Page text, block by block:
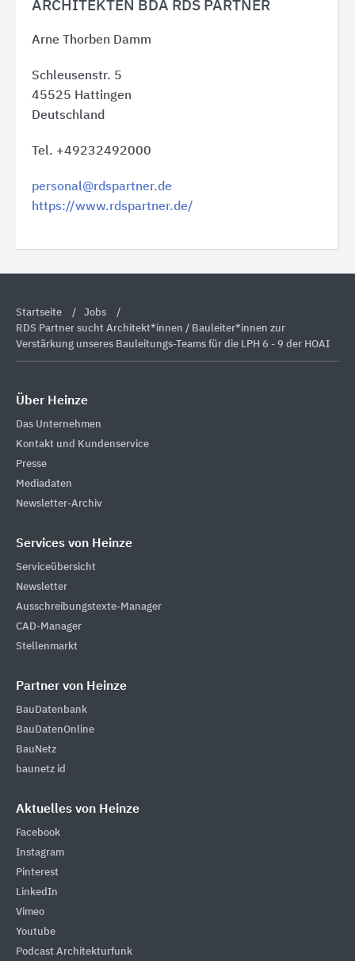
ARCHITEKTEN BDA RDS PARTNER
Arne Thorben Damm
Schleusenstr. 5
45525 Hattingen
Deutschland
Tel. +49232492000
personal@rdspartner.de
https://www.rdspartner.de/
Startseite
Jobs
RDS Partner sucht Architekt*innen / Bauleiter*innen zur
Verstärkung unseres Bauleitungs-Teams für die LPH 6 - 9 der HOAI
Über Heinze
Das Unternehmen
Kontakt und Kundenservice
Presse
Mediadaten
Newsletter-Archiv
Services von Heinze
Serviceübersicht
Newsletter
Ausschreibungstexte-Manager
CAD-Manager
Stellenmarkt
Partner von Heinze
BauDatenbank
BauDatenOnline
BauNetz
baunetz id
Aktuelles von Heinze
Facebook
Instagram
Pinterest
LinkedIn
Vimeo
Youtube
Podcast Architekturfunk